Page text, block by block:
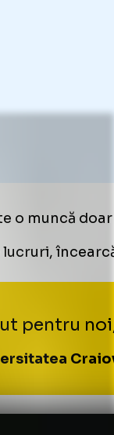
o muncă
pentru